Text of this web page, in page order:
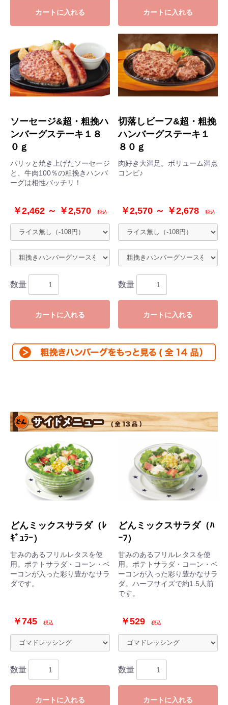
カートに入れる カートに入れる
ソーセージ&超・粗挽ハ
ンバーグステーキ１８
０ｇ
パリッと焼き上げたソーセージ
と、牛肉100％の粗挽きハンバ
ーグは相性バッチリ！
￥2,462 ～ ￥2,570 税込
数量
カートに入れる
切落しビーフ&超・粗挽
ハンバーグステーキ１
８０ｇ
肉好き大満足。ボリューム満点
コンビ♪
￥2,570 ～ ￥2,678 税込
数量
カートに入れる
どんミックスサラダ（ﾚ
ｷﾞｭﾗｰ）
甘みのあるフリルレタスを使
用。ポテトサラダ・コーン・ベ
ーコンが入った彩り豊かなサラ
ダです。
￥745 税込
数量
カートに入れる
どんミックスサラダ（ﾊ
ｰﾌ）
甘みのあるフリルレタスを使
用。ポテトサラダ・コーン・ベ
ーコンが入った彩り豊かなサラ
ダ。ハーフサイズで約1.5人前
です。
￥529 税込
数量
カートに入れる